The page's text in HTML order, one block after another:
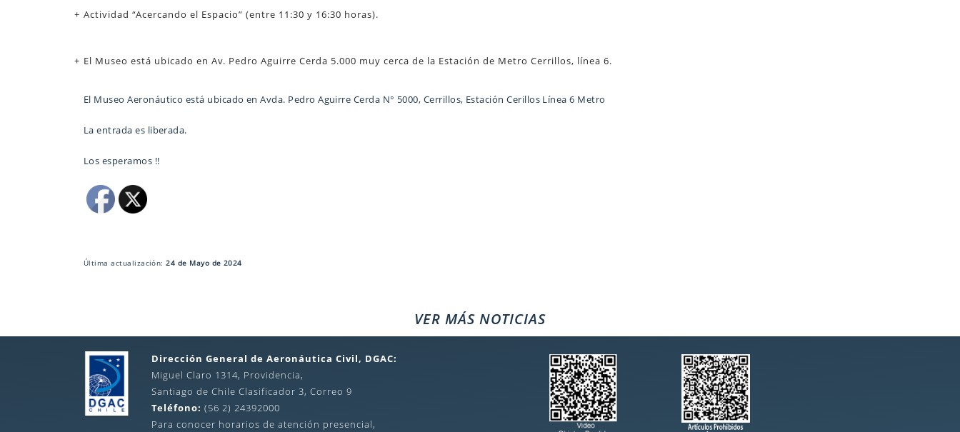
Actividad “Acercando el Espacio” (entre 11:30 y 16:30 horas).
El Museo está ubicado en Av. Pedro Aguirre Cerda 5.000 muy cerca de la Estación de Metro Cerrillos, línea 6.
El Museo Aeronáutico está ubicado en Avda. Pedro Aguirre Cerda N° 5000, Cerrillos, Estación Cerillos Línea 6 Metro
La entrada es liberada.
Los esperamos !!
Última actualización:24 de Mayo de 2024
VER MÁS NOTICIAS
Dirección General de Aeronáutica Civil, DGAC:
Miguel Claro 1314, Providencia,
Santiago de Chile Clasificador 3, Correo 9
Teléfono: (56 2) 24392000
Para conocer horarios de atención presencial,